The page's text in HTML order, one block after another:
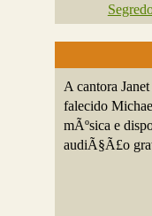
A cantora
falecido
mÃºsica e
audiÃ§Ã£o